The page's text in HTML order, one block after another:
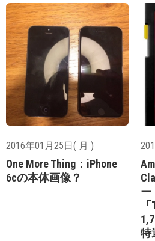
2016年01月25日( 月 )
One More Thing：iPhone
6cの本体画像？
ー
特